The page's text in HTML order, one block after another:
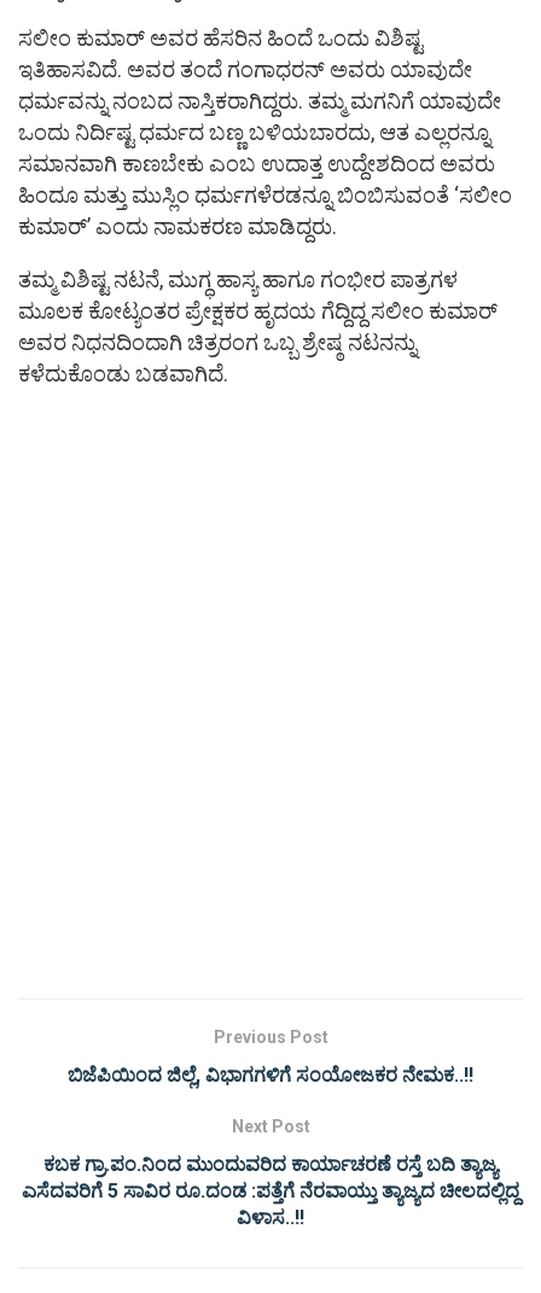
ಸಲೀಂ ಕುಮಾರ್ ಅವರ ಹೆಸರಿನ ಹಿಂದೆ ಒಂದು ವಿಶಿಷ್ಟ
ಇತಿಹಾಸವಿದೆ. ಅವರ ತಂದೆ ಗಂಗಾಧರನ್ ಅವರು ಯಾವುದೇ
ಧರ್ಮವನ್ನು ನಂಬದ ನಾಸ್ತಿಕರಾಗಿದ್ದರು. ತಮ್ಮ ಮಗನಿಗೆ ಯಾವುದೇ
ಒಂದು ನಿರ್ದಿಷ್ಟ ಧರ್ಮದ ಬಣ್ಣ ಬಳಿಯಬಾರದು, ಆತ ಎಲ್ಲರನ್ನೂ
ಸಮಾನವಾಗಿ ಕಾಣಬೇಕು ಎಂಬ ಉದಾತ್ತ ಉದ್ದೇಶದಿಂದ ಅವರು
ಹಿಂದೂ ಮತ್ತು ಮುಸ್ಲಿಂ ಧರ್ಮಗಳೆರಡನ್ನೂ ಬಿಂಬಿಸುವಂತೆ ‘ಸಲೀಂ
ಕುಮಾರ್’ ಎಂದು ನಾಮಕರಣ ಮಾಡಿದ್ದರು.
ತಮ್ಮ ವಿಶಿಷ್ಟ ನಟನೆ, ಮುಗ್ಧ ಹಾಸ್ಯ ಹಾಗೂ ಗಂಭೀರ ಪಾತ್ರಗಳ
ಮೂಲಕ ಕೋಟ್ಯಂತರ ಪ್ರೇಕ್ಷಕರ ಹೃದಯ ಗೆದ್ದಿದ್ದ ಸಲೀಂ ಕುಮಾರ್
ಅವರ ನಿಧನದಿಂದಾಗಿ ಚಿತ್ರರಂಗ ಒಬ್ಬ ಶ್ರೇಷ್ಠ ನಟನನ್ನು
ಕಳೆದುಕೊಂಡು ಬಡವಾಗಿದೆ.
Previous Post
ಬಿಜೆಪಿಯಿಂದ ಜಿಲ್ಲೆ, ವಿಭಾಗಗಳಿಗೆ ಸಂಯೋಜಕರ ನೇಮಕ..!!
Next Post
ಕಬಕ ಗ್ರಾ.ಪಂ.ನಿಂದ ಮುಂದುವರಿದ ಕಾರ್ಯಾಚರಣೆ ರಸ್ತೆ ಬದಿ ತ್ಯಾಜ್ಯ
ಎಸೆದವರಿಗೆ 5 ಸಾವಿರ ರೂ.ದಂಡ :ಪತ್ತೆಗೆ ನೆರವಾಯ್ತು ತ್ಯಾಜ್ಯದ ಚೀಲದಲ್ಲಿದ್ದ
ವಿಳಾಸ..!!